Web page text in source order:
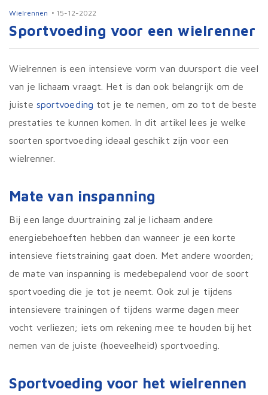
Wielrennen 15-12-2022
Sportvoeding voor een wielrenner
Wielrennen is een intensieve vorm van duursport die veel
van je lichaam vraagt. Het is dan ook belangrijk om de
juiste sportvoeding tot je te nemen, om zo tot de beste
prestaties te kunnen komen. In dit artikel lees je welke
soorten sportvoeding ideaal geschikt zijn voor een
wielrenner.
Mate van inspanning
Bij een lange duurtraining zal je lichaam andere
energiebehoeften hebben dan wanneer je een korte
intensieve fietstraining gaat doen. Met andere woorden;
de mate van inspanning is medebepalend voor de soort
sportvoeding die je tot je neemt. Ook zul je tijdens
intensievere trainingen of tijdens warme dagen meer
vocht verliezen; iets om rekening mee te houden bij het
nemen van de juiste (hoeveelheid) sportvoeding.
Sportvoeding voor het wielrennen